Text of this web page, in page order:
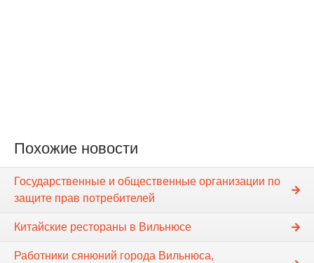
Похожие новости
Государственные и общественные организации по
защите прав потребителей
Китайские рестораны в Вильнюсе
Работники сянюний города Вильнюса,